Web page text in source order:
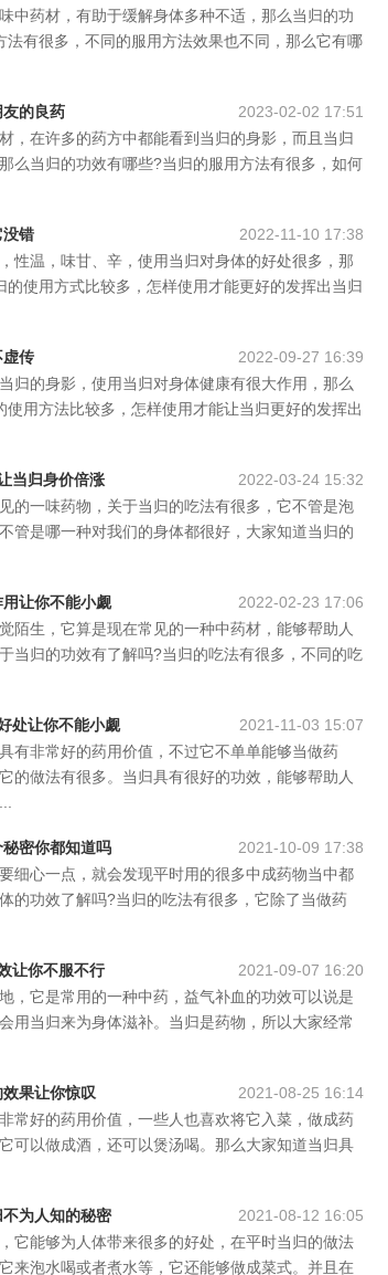
中药材，有助于缓解身体多种不适，那么当归的功
法有很多，不同的服用方法效果也不同，那么它有哪
的良药
2023-02-02 17:51
，在许多的药方中都能看到当归的身影，而且当归
么当归的功效有哪些?当归的服用方法有很多，如何
没错
2022-11-10 17:38
性温，味甘、辛，使用当归对身体的好处很多，那
的使用方式比较多，怎样使用才能更好的发挥出当归
虚传
2022-09-27 16:39
归的身影，使用当归对身体健康有很大作用，那么
使用方法比较多，怎样使用才能让当归更好的发挥出
当归身价倍涨
2022-03-24 15:32
的一味药物，关于当归的吃法有很多，它不管是泡
管是哪一种对我们的身体都很好，大家知道当归的
让你不能小觑
2022-02-23 17:06
陌生，它算是现在常见的一种中药材，能够帮助人
当归的功效有了解吗?当归的吃法有很多，不同的吃
处让你不能小觑
2021-11-03 15:07
有非常好的药用价值，不过它不单单能够当做药
的做法有很多。当归具有很好的功效，能够帮助人
密你都知道吗
2021-10-09 17:38
细心一点，就会发现平时用的很多中成药物当中都
的功效了解吗?当归的吃法有很多，它除了当做药
让你不服不行
2021-09-07 16:20
，它是常用的一种中药，益气补血的功效可以说是
用当归来为身体滋补。当归是药物，所以大家经常
果让你惊叹
2021-08-25 16:14
常好的药用价值，一些人也喜欢将它入菜，做成药
可以做成酒，还可以煲汤喝。那么大家知道当归具
为人知的秘密
2021-08-12 16:05
它能够为人体带来很多的好处，在平时当归的做法
来泡水喝或者煮水等，它还能够做成菜式。并且在